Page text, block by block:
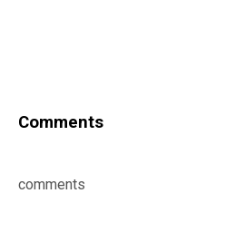
Comments
comments